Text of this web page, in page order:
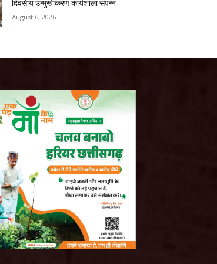
दिवसीय उन्मुखीकरण कार्यशाला संपन्न
August 6, 2026